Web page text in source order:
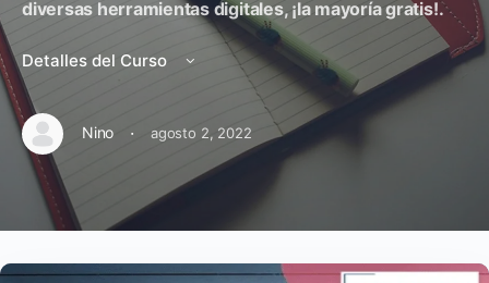
diversas herramientas digitales, ¡la mayoría gratis!.
Detalles del Curso
Nino · agosto 2, 2022